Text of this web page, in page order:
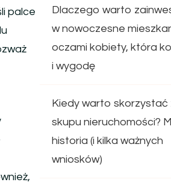
palce
Dlaczego warto
w nowoczesne
oczami kobiety, która
i wygodę
Kiedy warto skorzystać
skupu nieruchomości?
historia (i kilka ważnych
wniosków)